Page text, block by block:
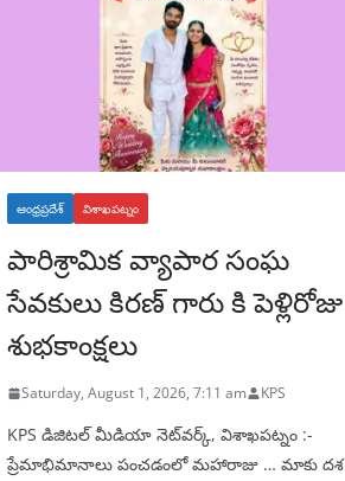
ఆంధ్రప్రదేశ్ విశాఖపట్నం
పారిశ్రామిక వ్యాపార సంఘ
సేవకులు కిరణ్ గారు కి పెళ్లిరోజు
శుభకాంక్షలు
Saturday, August 1, 2026, 7:11 am KPS
KPS డిజిటల్ మీడియా నెట్‌వర్క్, విశాఖపట్నం :-
ప్రేమాభిమానాలు పంచడంలో మహారాజు … మాకు దశ